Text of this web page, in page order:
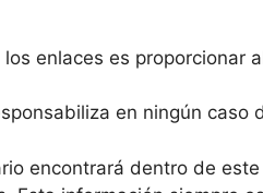
enlaces es proporcionar
en ningún
encontrará dentro de